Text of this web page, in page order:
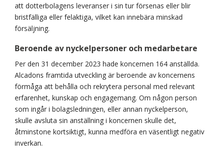
att dotterbolagens leveranser i sin tur försenas eller blir
bristfälliga eller felaktiga, vilket kan innebära minskad
försäljning.
Beroende av nyckelpersoner och medarbetare
Per den 31 december 2023 hade koncernen 164 anställda.
Alcadons framtida utveckling är beroende av koncernens
förmåga att behålla och rekrytera personal med relevant
erfarenhet, kunskap och engagemang. Om någon person
som ingår i bolagsledningen, eller annan nyckelperson,
skulle avsluta sin anställning i koncernen skulle det,
åtminstone kortsiktigt, kunna medföra en väsentligt negativ
inverkan.